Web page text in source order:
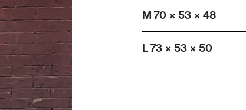
M 70 × 53 × 48
L 73 × 53 × 50